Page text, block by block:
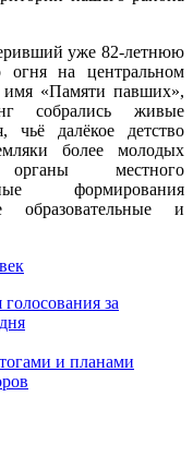
уже 82-летнюю
на центральном
имя «Памяти павших»,
собрались живые
чьё далёкое детство
более молодых
органы местного
формирования
и
за
и планами